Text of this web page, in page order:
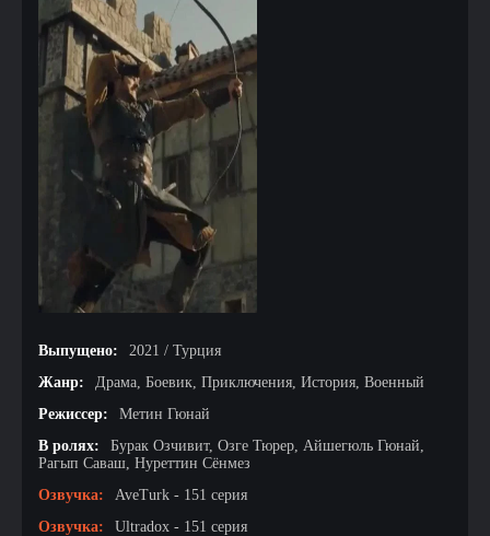
Выпущено:
2021 / Турция
Жанр:
Драма, Боевик, Приключения, История, Военный
Режиссер:
Метин Гюнай
В ролях:
Бурак Озчивит, Озге Тюрер, Айшегюль Гюнай,
Рагып Саваш, Нуреттин Сёнмез
Озвучка:
AveTurk - 151 серия
Озвучка:
Ultradox - 151 серия